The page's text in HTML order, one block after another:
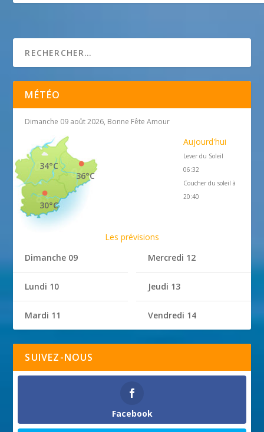
MÉTÉO
Dimanche 09 août 2026, Bonne Fête Amour
36°C
34°C
30°C
Aujourd'hui
Lever du Soleil
06:32
Coucher du soleil à
20:40
Les prévisions
Dimanche 09
Lundi 10
Mardi 11
Mercredi 12
Jeudi 13
Vendredi 14
SUIVEZ-NOUS
Facebook